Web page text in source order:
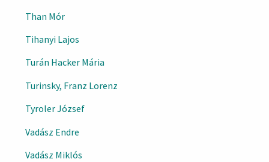
Than Mór
Tihanyi Lajos
Turán Hacker Mária
Turinsky, Franz Lorenz
Tyroler József
Vadász Endre
Vadász Miklós